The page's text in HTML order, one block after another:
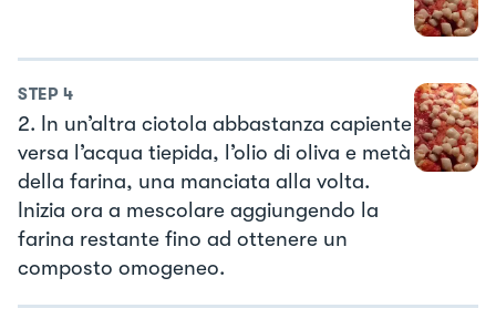
STEP 4
2. In un’altra ciotola abbastanza capiente
versa l’acqua tiepida, l’olio di oliva e metà
della farina, una manciata alla volta.
Inizia ora a mescolare aggiungendo la
farina restante fino ad ottenere un
composto omogeneo.